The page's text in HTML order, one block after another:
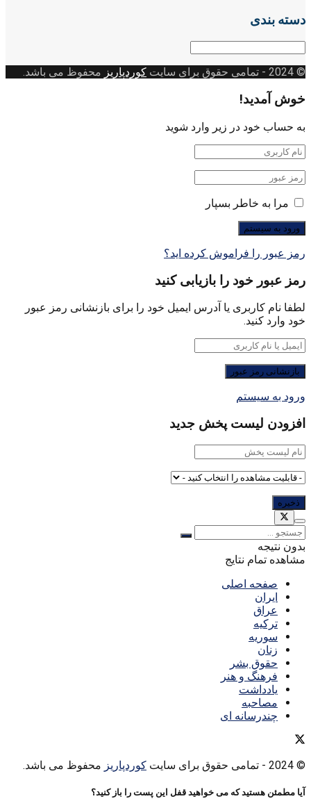
دسته بندی
© 2024
- تمامی حقوق برای سایت کوردپاریز محفوظ می باشد.
خوش آمدید!
به حساب خود در زیر وارد شوید
مرا به خاطر بسپار
رمز عبور را فراموش کرده اید؟
رمز عبور خود را بازیابی کنید
لطفا نام کاربری یا آدرس ایمیل خود را برای بازنشانی رمز عبور
خود وارد کنید.
ورود به سیستم
افزودن لیست پخش جدید
بدون نتیجه
مشاهده تمام نتایج
صفحه اصلی
ایران
عراق
ترکیه
سوریه
زنان
حقوق بشر
فرهنگ و هنر
یادداشت
مصاحبه
چندرسانه ای
© 2024 - تمامی حقوق برای سایت کوردپاریز محفوظ می باشد.
آیا مطمئن هستید که می خواهید قفل این پست را باز کنید؟